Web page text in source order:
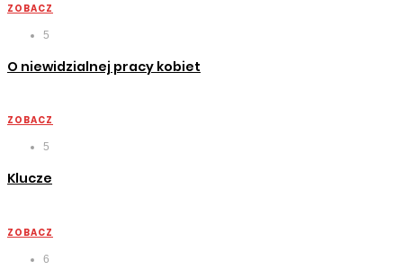
ZOBACZ
5
O niewidzialnej pracy kobiet
ZOBACZ
5
Klucze
ZOBACZ
6